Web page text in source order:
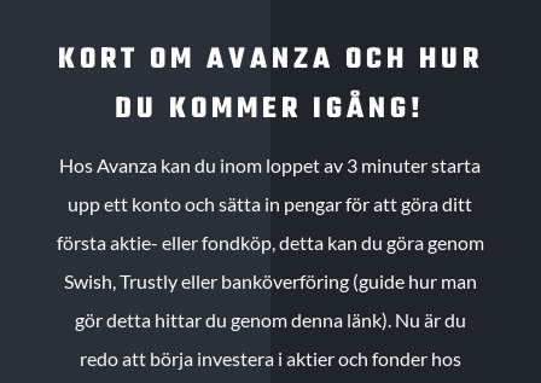
KORT OM AVANZA OCH HUR
DU KOMMER IGÅNG!
Hos Avanza kan du inom loppet av 3 minuter starta
upp ett konto och sätta in pengar för att göra ditt
första aktie- eller fondköp, detta kan du göra genom
Swish, Trustly eller banköverföring (guide hur man
gör detta hittar du genom denna länk). Nu är du
redo att börja investera i aktier och fonder hos